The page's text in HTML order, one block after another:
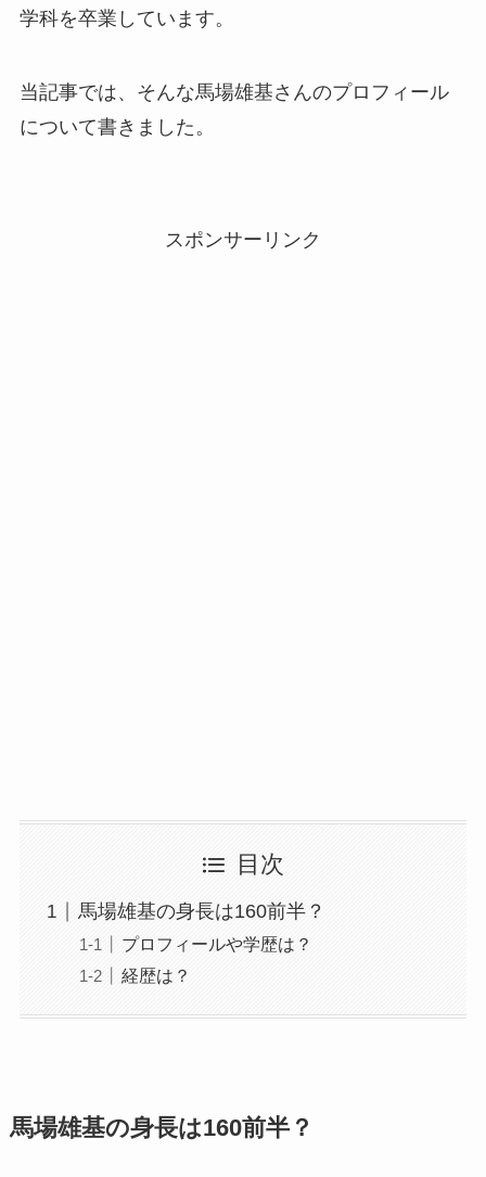
学科を卒業しています。
当記事では、そんな馬場雄基さんのプロフィール
について書きました。
スポンサーリンク
目次
馬場雄基の身長は160前半？
プロフィールや学歴は？
経歴は？
馬場雄基の身長は160前半？